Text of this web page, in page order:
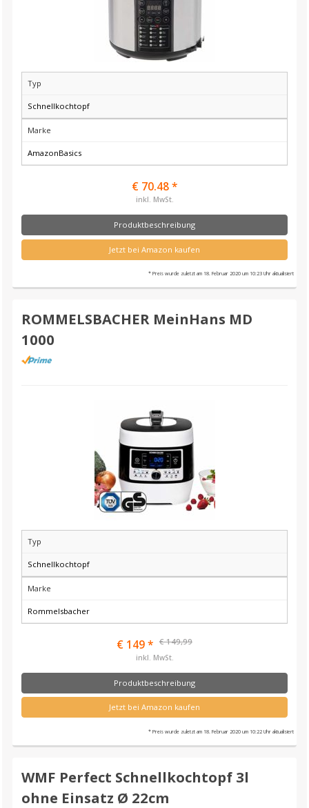
Typ
Schnellkochtopf
Marke
AmazonBasics
€ 70.48 *
inkl. MwSt.
Produktbeschreibung
Jetzt bei Amazon kaufen
* Preis wurde zuletzt am 18. Februar 2020 um 10:23 Uhr aktualisiert
ROMMELSBACHER MeinHans MD
1000
Typ
Schnellkochtopf
Marke
Rommelsbacher
€ 149 * € 149,99
inkl. MwSt.
Produktbeschreibung
Jetzt bei Amazon kaufen
* Preis wurde zuletzt am 18. Februar 2020 um 10:22 Uhr aktualisiert
WMF Perfect Schnellkochtopf 3l
ohne Einsatz Ø 22cm